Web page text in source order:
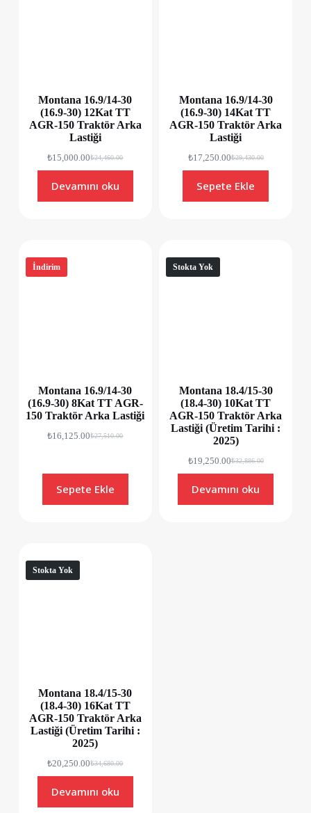
Montana 16.9/14-30
(16.9-30) 12Kat TT
AGR-150 Traktör Arka
Lastiği
₺24,460.00
₺15,000.00
Devamını oku
Montana 16.9/14-30
(16.9-30) 14Kat TT
AGR-150 Traktör Arka
Lastiği
₺29,430.00
₺17,250.00
Sepete Ekle
İndirim
Montana 16.9/14-30
(16.9-30) 8Kat TT AGR-
150 Traktör Arka Lastiği
₺27,510.00
₺16,125.00
Sepete Ekle
Stokta Yok
Montana 18.4/15-30
(18.4-30) 10Kat TT
AGR-150 Traktör Arka
Lastiği (Üretim Tarihi :
2025)
₺32,886.00
₺19,250.00
Devamını oku
Stokta Yok
Montana 18.4/15-30
(18.4-30) 16Kat TT
AGR-150 Traktör Arka
Lastiği (Üretim Tarihi :
2025)
₺34,680.00
₺20,250.00
Devamını oku